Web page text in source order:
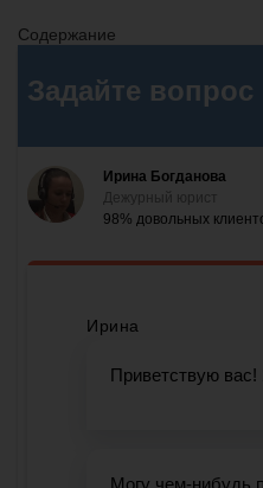
Содержание